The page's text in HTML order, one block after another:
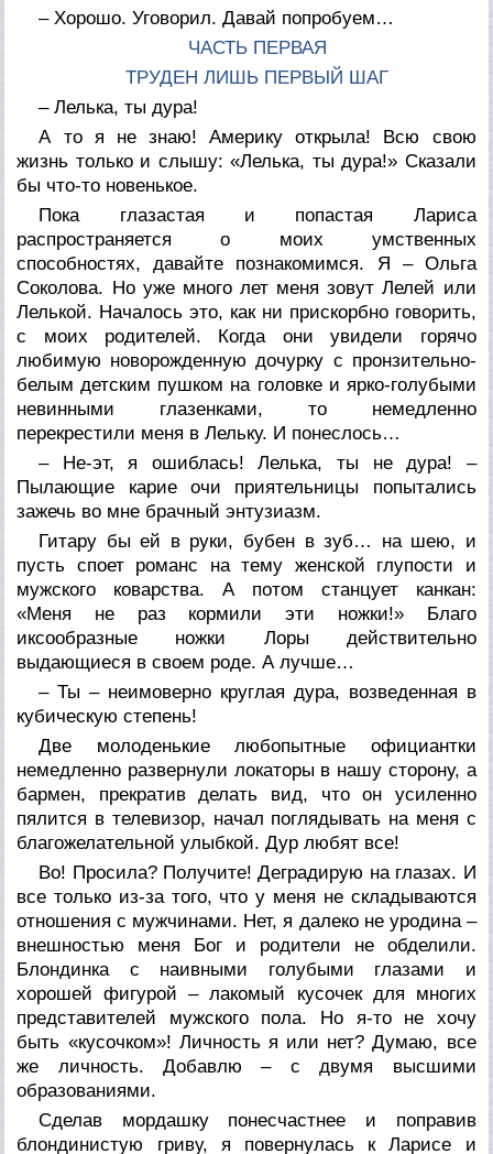
– Хорошо. Уговорил. Давай попробуем…
ЧАСТЬ ПЕРВАЯ
ТРУДЕН ЛИШЬ ПЕРВЫЙ ШАГ
– Лелька, ты дура!
А то я не знаю! Америку открыла! Всю свою
жизнь только и слышу: «Лелька, ты дура!» Сказали
бы что-то новенькое.
Пока глазастая и попастая Лариса
распространяется о моих умственных
способностях, давайте познакомимся. Я – Ольга
Соколова. Но уже много лет меня зовут Лелей или
Лелькой. Началось это, как ни прискорбно говорить,
с моих родителей. Когда они увидели горячо
любимую новорожденную дочурку с пронзительно-
белым детским пушком на головке и ярко-голубыми
невинными глазенками, то немедленно
перекрестили меня в Лельку. И понеслось…
– Не-эт, я ошиблась! Лелька, ты не дура! –
Пылающие карие очи приятельницы попытались
зажечь во мне брачный энтузиазм.
Гитару бы ей в руки, бубен в зуб… на шею, и
пусть споет романс на тему женской глупости и
мужского коварства. А потом станцует канкан:
«Меня не раз кормили эти ножки!» Благо
иксообразные ножки Лоры действительно
выдающиеся в своем роде. А лучше…
– Ты – неимоверно круглая дура, возведенная в
кубическую степень!
Две молоденькие любопытные официантки
немедленно развернули локаторы в нашу сторону, а
бармен, прекратив делать вид, что он усиленно
пялится в телевизор, начал поглядывать на меня с
благожелательной улыбкой. Дур любят все!
Во! Просила? Получите! Деградирую на глазах. И
все только из-за того, что у меня не складываются
отношения с мужчинами. Нет, я далеко не уродина –
внешностью меня Бог и родители не обделили.
Блондинка с наивными голубыми глазами и
хорошей фигурой – лакомый кусочек для многих
представителей мужского пола. Но я-то не хочу
быть «кусочком»! Личность я или нет? Думаю, все
же личность. Добавлю – с двумя высшими
образованиями.
Сделав мордашку понесчастнее и поправив
блондинистую гриву, я повернулась к Ларисе и